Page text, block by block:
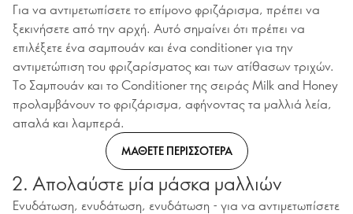
Για να αντιμετωπίσετε το επίμονο φριζάρισμα, πρέπει να
ξεκινήσετε από την αρχή. Αυτό σημαίνει ότι πρέπει να
επιλέξετε ένα σαμπουάν και ένα conditioner για την
αντιμετώπιση του φριζαρίσματος και των ατίθασων τριχών.
Το Σαμπουάν και το Conditioner της σειράς Milk and Honey
προλαμβάνουν το φριζάρισμα, αφήνοντας τα μαλλιά λεία,
απαλά και λαμπερά.
ΜΑΘΕΤΕ ΠΕΡΙΣΣΟΤΕΡΑ
2. Απολαύστε μία μάσκα μαλλιών
Ενυδάτωση, ενυδάτωση, ενυδάτωση - για να αντιμετωπίσετε